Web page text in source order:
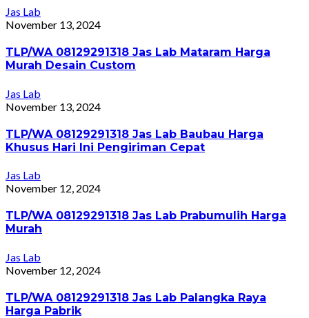
Jas Lab
November 13, 2024
TLP/WA 08129291318 Jas Lab Mataram Harga
Murah Desain Custom
Jas Lab
November 13, 2024
TLP/WA 08129291318 Jas Lab Baubau Harga
Khusus Hari Ini Pengiriman Cepat
Jas Lab
November 12, 2024
TLP/WA 08129291318 Jas Lab Prabumulih Harga
Murah
Jas Lab
November 12, 2024
TLP/WA 08129291318 Jas Lab Palangka Raya
Harga Pabrik